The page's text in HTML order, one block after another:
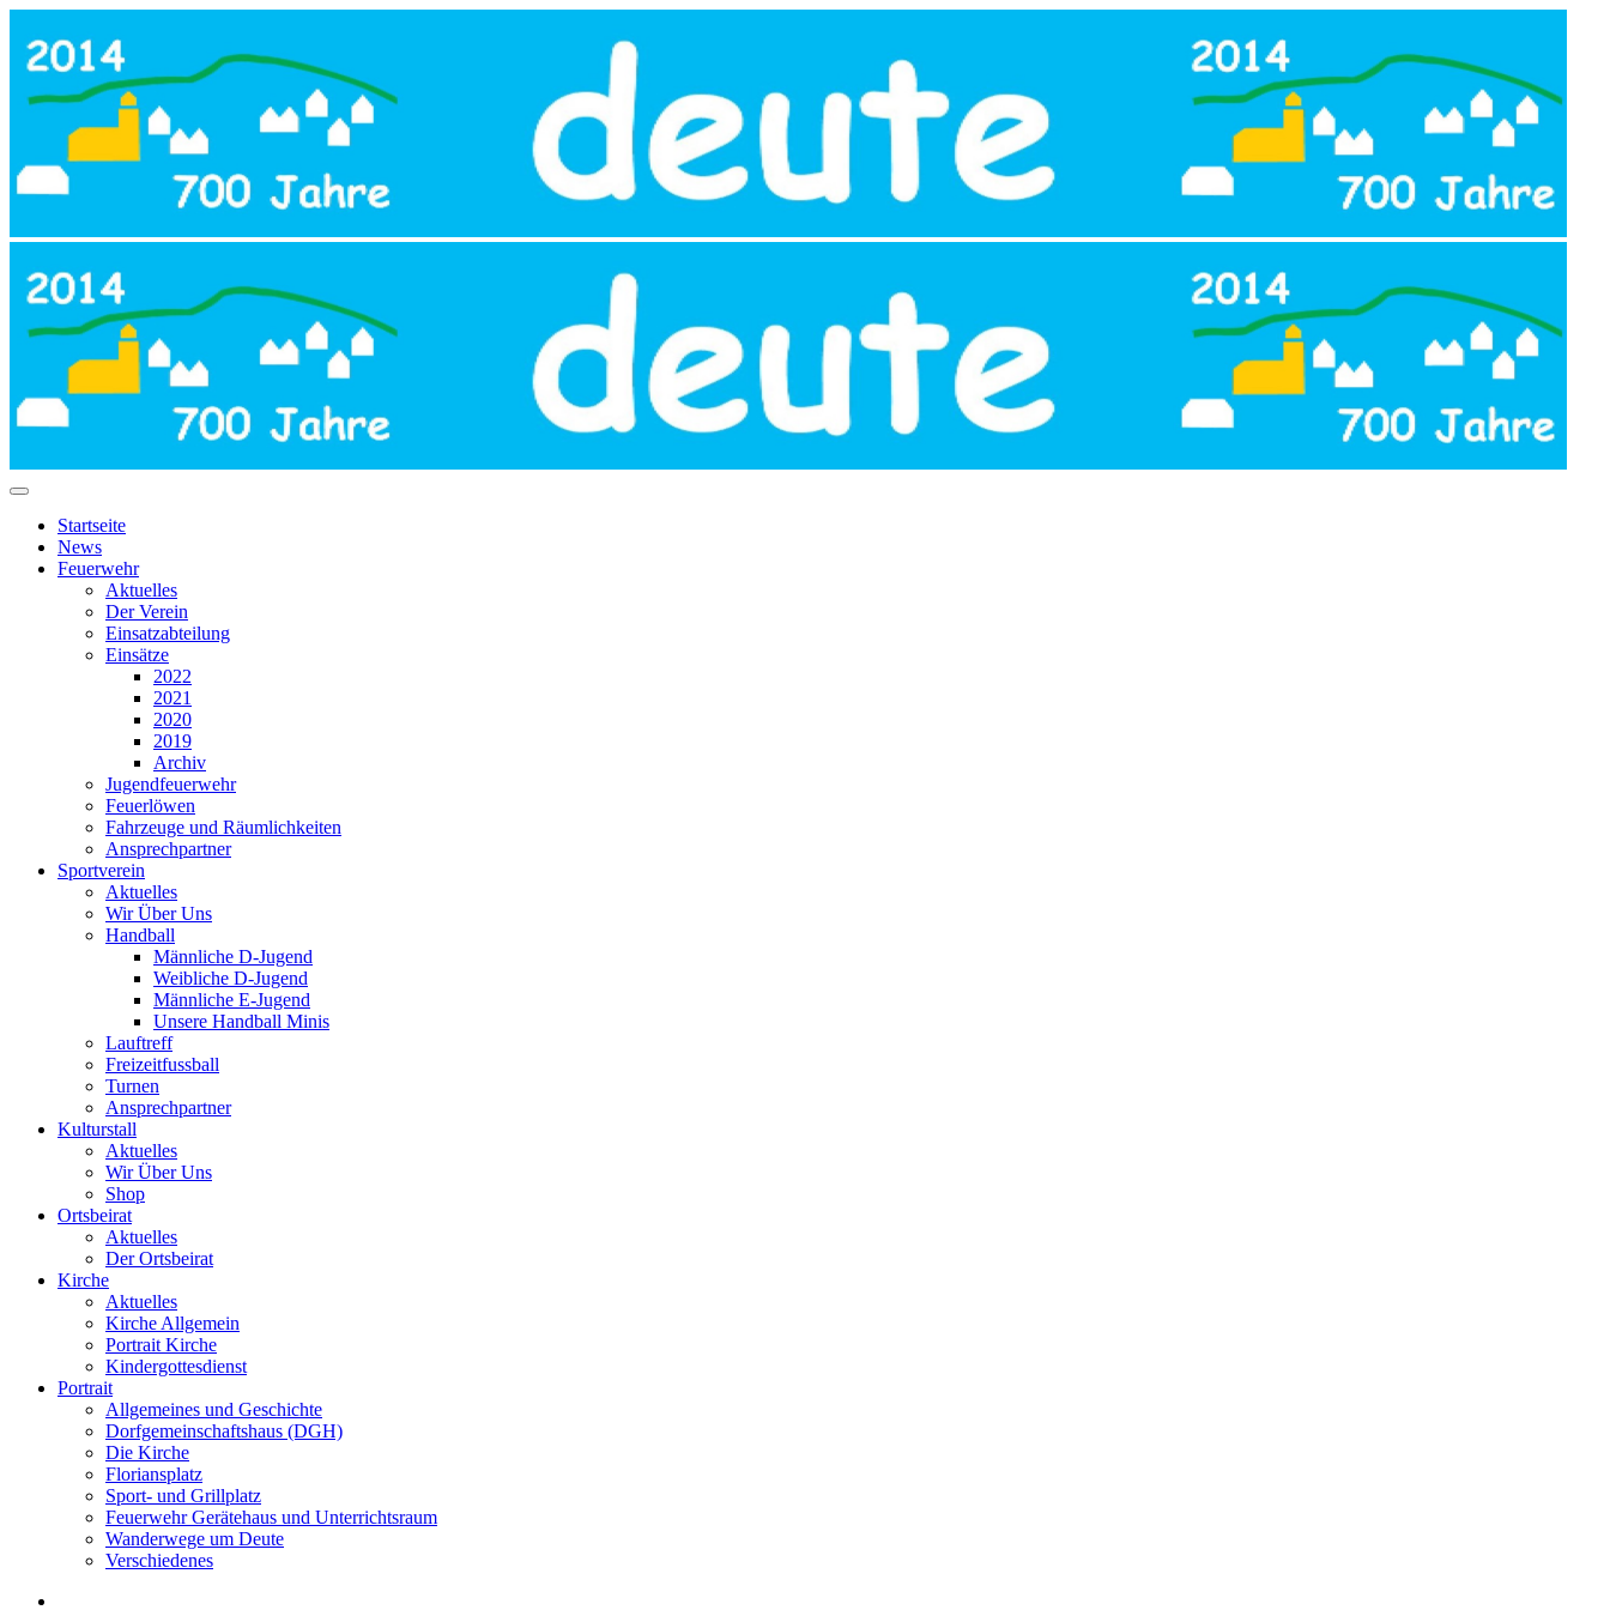
Startseite
News
Feuerwehr
Aktuelles
Der Verein
Einsatzabteilung
Einsätze
2022
2021
2020
2019
Archiv
Jugendfeuerwehr
Feuerlöwen
Fahrzeuge und Räumlichkeiten
Ansprechpartner
Sportverein
Aktuelles
Wir Über Uns
Handball
Männliche D-Jugend
Weibliche D-Jugend
Männliche E-Jugend
Unsere Handball Minis
Lauftreff
Freizeitfussball
Turnen
Ansprechpartner
Kulturstall
Aktuelles
Wir Über Uns
Shop
Ortsbeirat
Aktuelles
Der Ortsbeirat
Kirche
Aktuelles
Kirche Allgemein
Portrait Kirche
Kindergottesdienst
Portrait
Allgemeines und Geschichte
Dorfgemeinschaftshaus (DGH)
Die Kirche
Floriansplatz
Sport- und Grillplatz
Feuerwehr Gerätehaus und Unterrichtsraum
Wanderwege um Deute
Verschiedenes